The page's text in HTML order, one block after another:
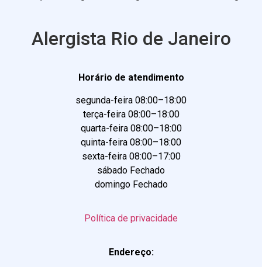
Alergista Rio de Janeiro
Horário de atendimento
segunda-feira 08:00–18:00
terça-feira 08:00–18:00
quarta-feira 08:00–18:00
quinta-feira 08:00–18:00
sexta-feira 08:00–17:00
sábado Fechado
domingo Fechado
Política de privacidade
Endereço: